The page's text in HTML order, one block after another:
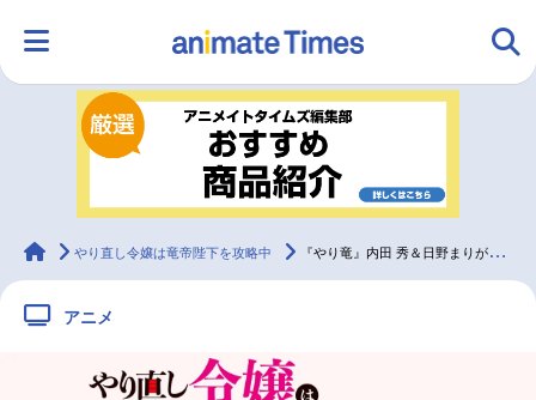
ランキング アニメ
ラジオ グッズ
animateTimes
やり直し令嬢は竜帝陛下を攻略中 『やり竜』内田 秀＆日野まりが特に印象深かったエピソードとは／インタビュー
アニメ